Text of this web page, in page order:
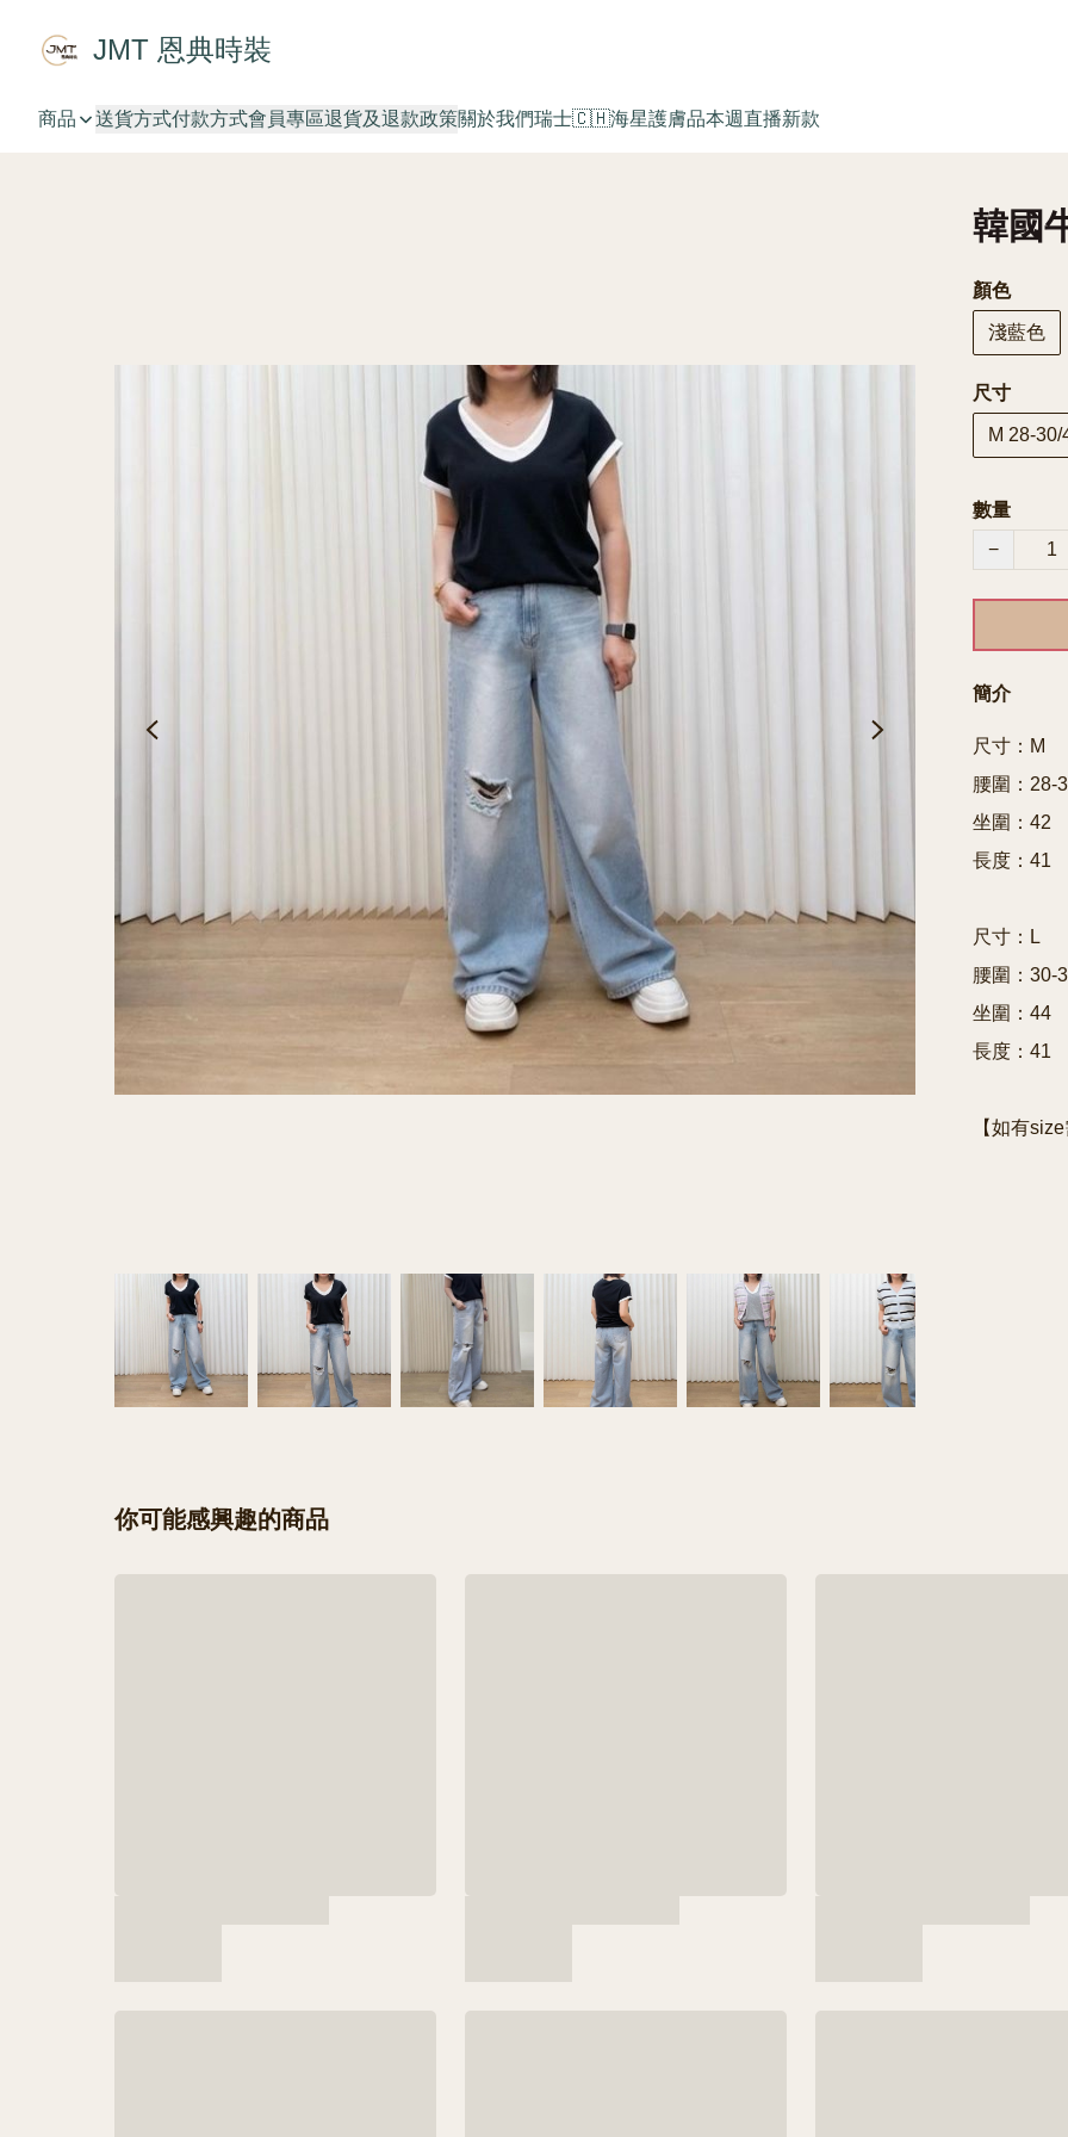
JMT 恩典時裝
商品 送貨方式付款方式會員專區退貨及退款政策關於我們瑞士🇨🇭海星護膚品本週直播新款
韓國
顏色
淺藍色
尺寸
M 28-30/
數量
−
簡介
尺寸：M
腰圍：28-
坐圍：42
長度：41
尺寸：L
腰圍：30-
坐圍：44
長度：41
【如有
你可能感興趣的商品